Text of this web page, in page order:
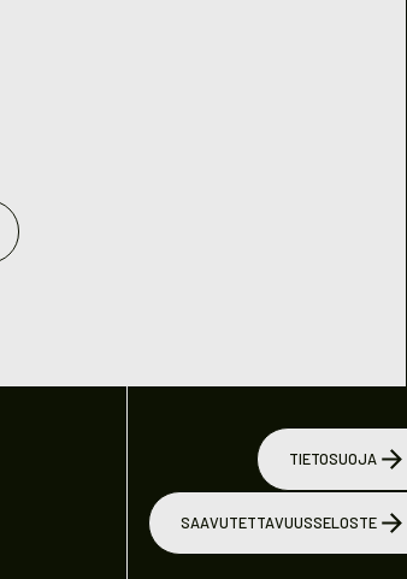
TIETOSUOJA
SAAVUTETTAVUUSSELOSTE